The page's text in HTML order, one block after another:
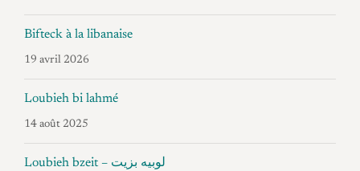
Bifteck à la libanaise
19 avril 2026
Loubieh bi lahmé
14 août 2025
Loubieh bzeit – لوبيه بزيت